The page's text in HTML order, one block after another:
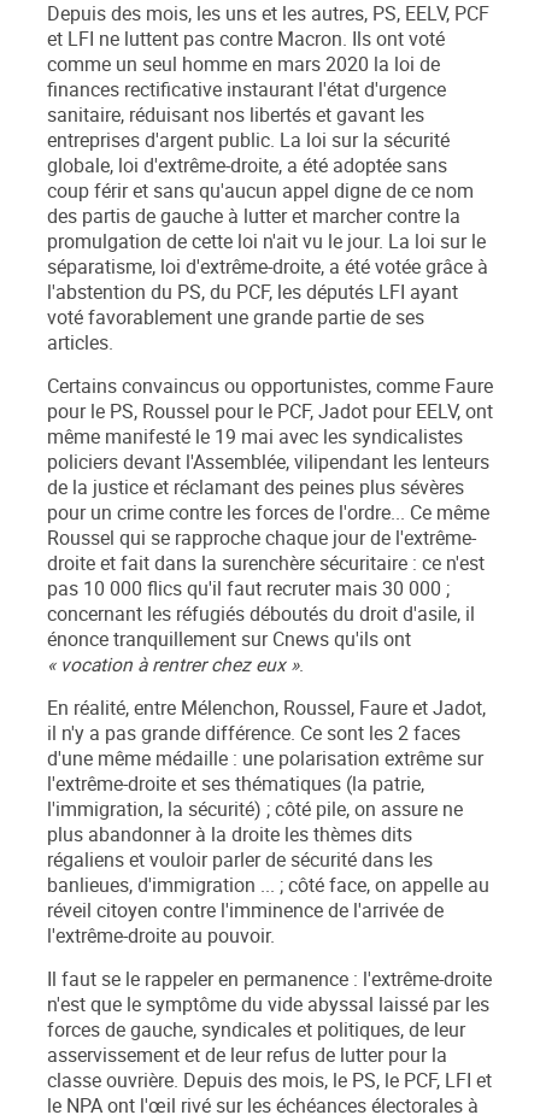
Depuis des mois, les uns et les autres, PS, EELV, PCF
et LFI ne luttent pas contre Macron. Ils ont voté
comme un seul homme en mars 2020 la loi de
finances rectificative instaurant l'état d'urgence
sanitaire, réduisant nos libertés et gavant les
entreprises d'argent public. La loi sur la sécurité
globale, loi d'extrême-droite, a été adoptée sans
coup férir et sans qu'aucun appel digne de ce nom
des partis de gauche à lutter et marcher contre la
promulgation de cette loi n'ait vu le jour. La loi sur le
séparatisme, loi d'extrême-droite, a été votée grâce à
l'abstention du PS, du PCF, les députés LFI ayant
voté favorablement une grande partie de ses
articles.
Certains convaincus ou opportunistes, comme Faure
pour le PS, Roussel pour le PCF, Jadot pour EELV, ont
même manifesté le 19 mai avec les syndicalistes
policiers devant l'Assemblée, vilipendant les lenteurs
de la justice et réclamant des peines plus sévères
pour un crime contre les forces de l'ordre... Ce même
Roussel qui se rapproche chaque jour de l'extrême-
droite et fait dans la surenchère sécuritaire : ce n'est
pas 10 000 flics qu'il faut recruter mais 30 000 ;
concernant les réfugiés déboutés du droit d'asile, il
énonce tranquillement sur Cnews qu'ils ont
« vocation à rentrer chez eux ».
En réalité, entre Mélenchon, Roussel, Faure et Jadot,
il n'y a pas grande différence. Ce sont les 2 faces
d'une même médaille : une polarisation extrême sur
l'extrême-droite et ses thématiques (la patrie,
l'immigration, la sécurité) ; côté pile, on assure ne
plus abandonner à la droite les thèmes dits
régaliens et vouloir parler de sécurité dans les
banlieues, d'immigration ... ; côté face, on appelle au
réveil citoyen contre l'imminence de l'arrivée de
l'extrême-droite au pouvoir.
Il faut se le rappeler en permanence : l'extrême-droite
n'est que le symptôme du vide abyssal laissé par les
forces de gauche, syndicales et politiques, de leur
asservissement et de leur refus de lutter pour la
classe ouvrière. Depuis des mois, le PS, le PCF, LFI et
le NPA ont l'œil rivé sur les échéances électorales à